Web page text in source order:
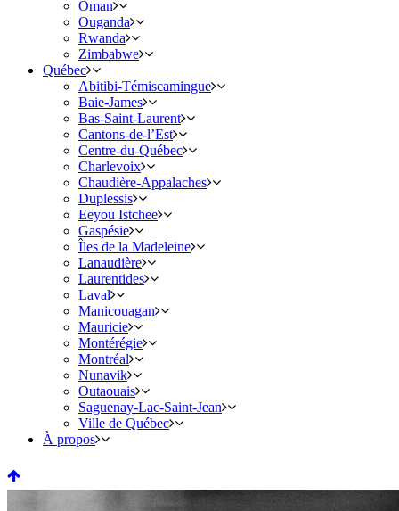
Oman
Ouganda
Rwanda
Zimbabwe
Québec
Abitibi-Témiscamingue
Baie-James
Bas-Saint-Laurent
Cantons-de-l’Est
Centre-du-Québec
Charlevoix
Chaudière-Appalaches
Duplessis
Eeyou Istchee
Gaspésie
Îles de la Madeleine
Lanaudière
Laurentides
Laval
Manicouagan
Mauricie
Montérégie
Montréal
Nunavik
Outaouais
Saguenay-Lac-Saint-Jean
Ville de Québec
À propos